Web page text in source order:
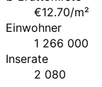
€12.70/m²
Einwohner
1 266 000
Inserate
2 080